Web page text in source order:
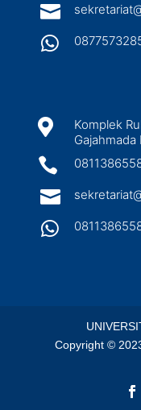



Komplek
Gajahmada



Copyright ©